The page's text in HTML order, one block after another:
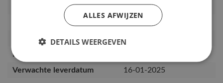
NCTW-WF-LIM-SK
6407415777529
Pre-order tot
09-12-2024
Release datum
Verwachte leverdatum
16-01-2025
ALLES AFWIJZEN
DETAILS WEERGEVEN